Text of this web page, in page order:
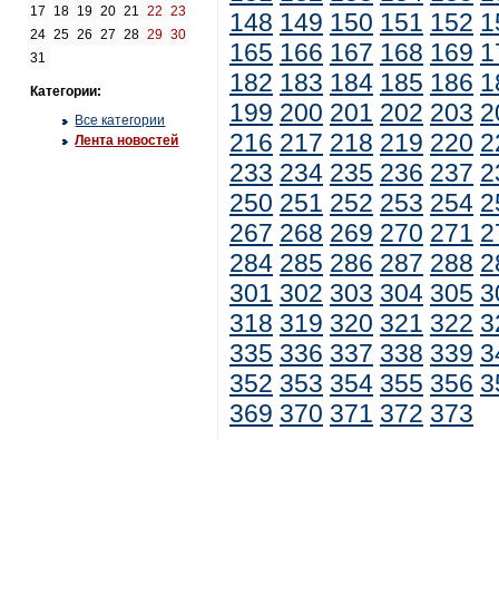
17
18 19 20 21 22
23
24 25 26 27 28 29 30
31
Категории:
Все категории
Лента новостей
148 149 150 151 152
165 166 167 168 169
182 183 184 185 186
199 200 201 202 203
216 217 218 219 220
233 234 235 236 237
250 251 252 253 254
267 268 269 270 271
284 285 286 287 288
301 302 303 304 305
318 319 320 321 322
335 336 337 338 339
352 353 354 355 356
369 370 371 372 373